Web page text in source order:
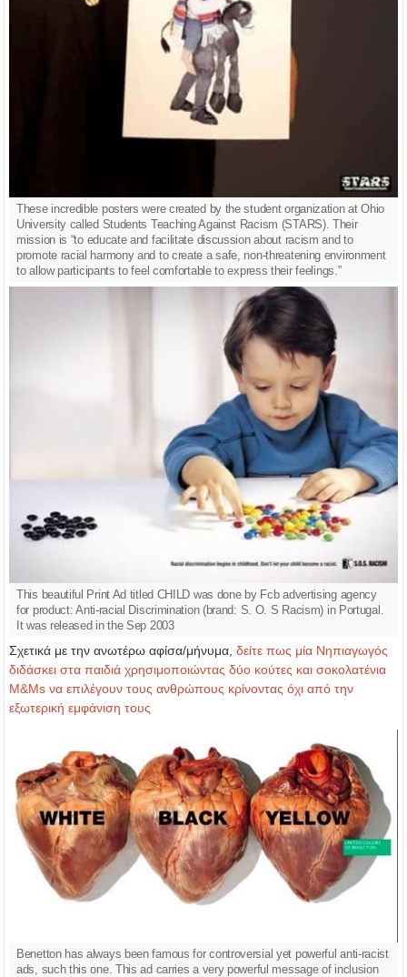
These incredible posters were created by the student organization at Ohio
University called Students Teaching Against Racism (STARS). Their
mission is “to educate and facilitate discussion about racism and to
promote racial harmony and to create a safe, non-threatening environment
to allow participants to feel comfortable to express their feelings.”
This beautiful Print Ad titled CHILD was done by Fcb advertising agency
for product: Anti-racial Discrimination (brand: S. O. S Racism) in Portugal.
It was released in the Sep 2003
Σχετικά με την ανωτέρω αφίσα/μήνυμα, δείτε πως μία Νηπιαγωγός
διδάσκει στα παιδιά χρησιμοποιώντας δύο κούτες και σοκολατένια
M&Ms να επιλέγουν τους ανθρώπους κρίνοντας όχι από την
εξωτερική εμφάνιση τους
Benetton has always been famous for controversial yet powerful anti-racist
ads, such this one. This ad carries a very powerful message of inclusion